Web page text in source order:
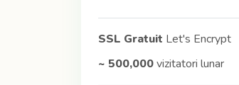
SSL Gratuit Let's Encrypt
~ 500,000vizitatori lunar